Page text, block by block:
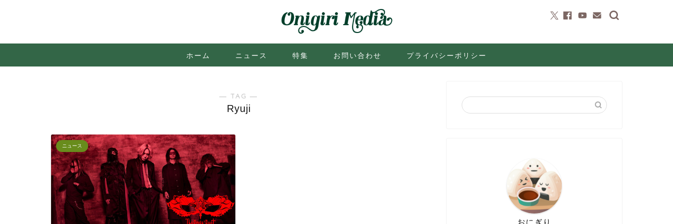
ホーム ニュース 特集 お問い合わせ プライバシーポリシー
― TAG ―
Ryuji
ニュース